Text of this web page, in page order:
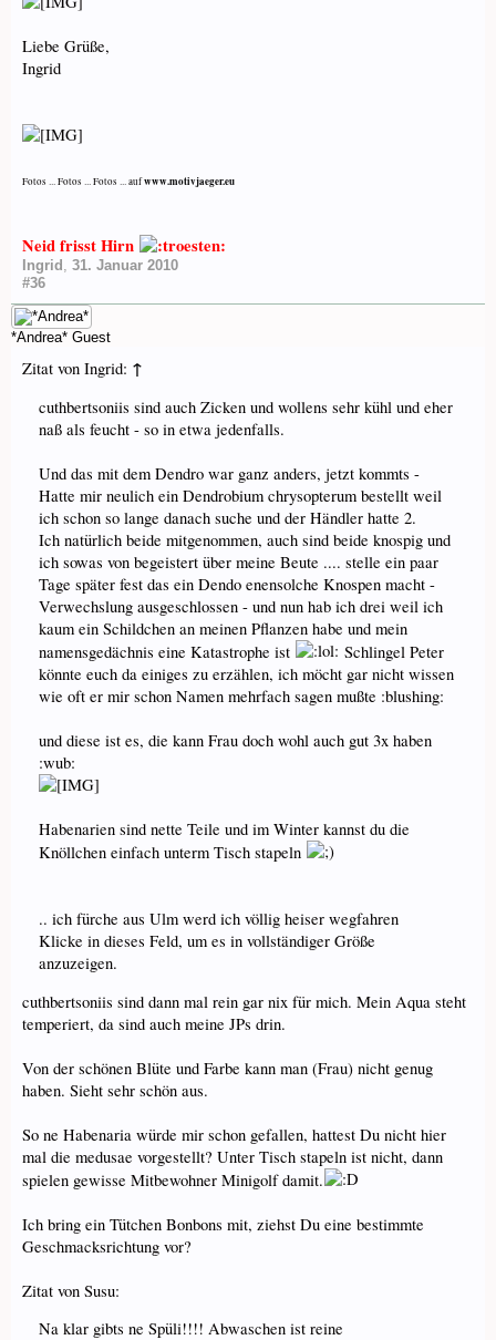
Liebe Grüße,
Ingrid
Fotos ... Fotos ... Fotos ... aufwww.motivjaeger.eu
Neid frisst Hirn
Ingrid , 31. Januar 2010
#36
*Andrea* Guest
Zitat von Ingrid: ↑
cuthbertsoniis sind auch Zicken und wollens sehr kühl und eher
naß als feucht - so in etwa jedenfalls.
Und das mit dem Dendro war ganz anders, jetzt kommts -
Hatte mir neulich ein Dendrobium chrysopterum bestellt weil
ich schon so lange danach suche und der Händler hatte 2.
Ich natürlich beide mitgenommen, auch sind beide knospig und
ich sowas von begeistert über meine Beute .... stelle ein paar
Tage später fest das ein Dendo enensolche Knospen macht -
Verwechslung ausgeschlossen - und nun hab ich drei weil ich
kaum ein Schildchen an meinen Pflanzen habe und mein
namensgedächnis eine Katastrophe ist
Schlingel Peter
könnte euch da einiges zu erzählen, ich möcht gar nicht wissen
wie oft er mir schon Namen mehrfach sagen mußte :blushing:
und diese ist es, die kann Frau doch wohl auch gut 3x haben
:wub:
Habenarien sind nette Teile und im Winter kannst du die
Knöllchen einfach unterm Tisch stapeln
.. ich fürche aus Ulm werd ich völlig heiser wegfahren
Klicke in dieses Feld, um es in vollständiger Größe
anzuzeigen.
cuthbertsoniis sind dann mal rein gar nix für mich. Mein Aqua steht
temperiert, da sind auch meine JPs drin.
Von der schönen Blüte und Farbe kann man (Frau) nicht genug
haben. Sieht sehr schön aus.
So ne Habenaria würde mir schon gefallen, hattest Du nicht hier
mal die medusae vorgestellt? Unter Tisch stapeln ist nicht, dann
spielen gewisse Mitbewohner Minigolf damit.
Ich bring ein Tütchen Bonbons mit, ziehst Du eine bestimmte
Geschmacksrichtung vor?
Zitat von Susu:
Na klar gibts ne Spüli!!!! Abwaschen ist reine